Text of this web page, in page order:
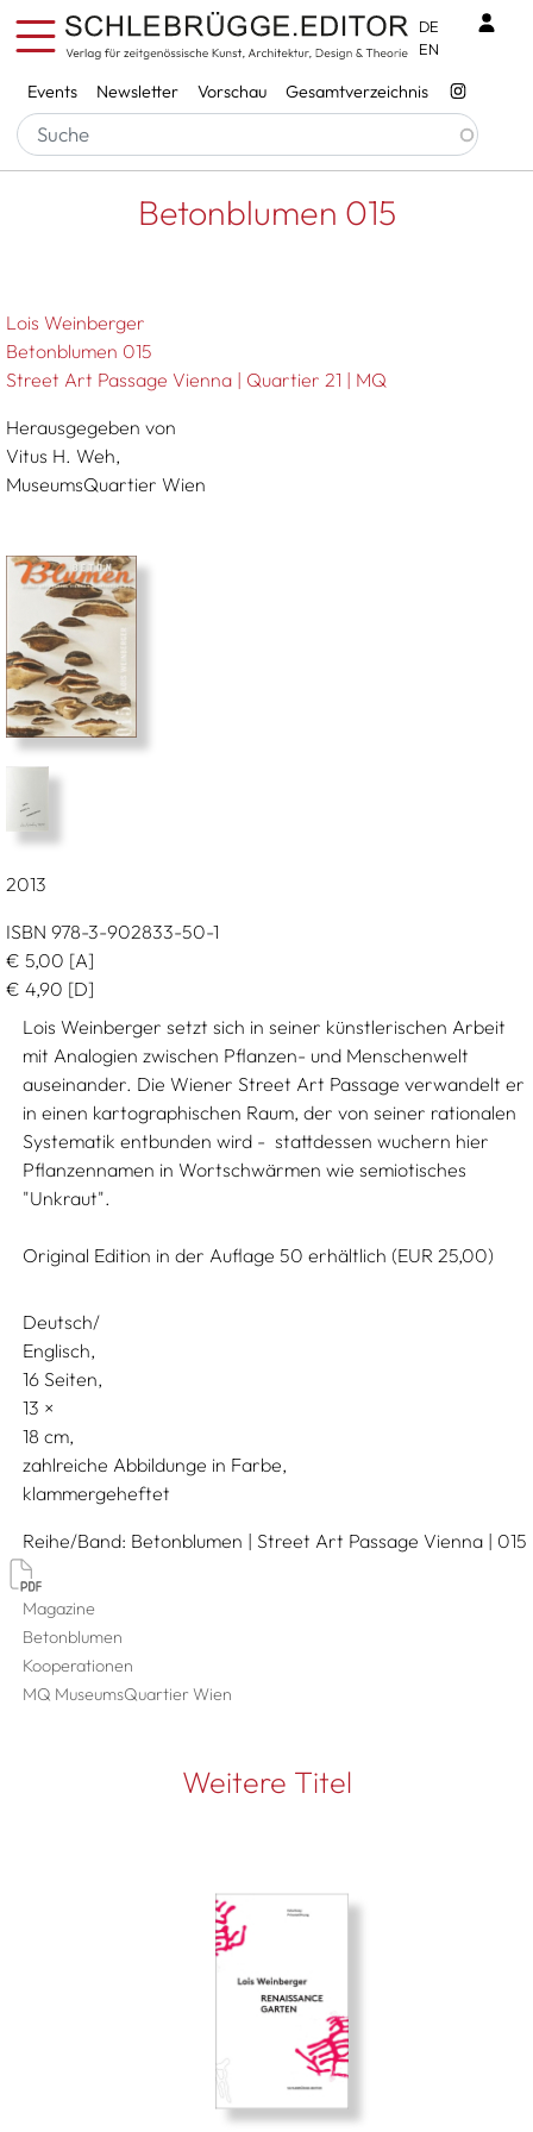
Direkt zum Inhalt
Services
Events Newsletter Vorschau Gesamtverzeichnis
DE
EN
Pfadnavigation
Startseite Betonblumen 015
Betonblumen 015
Lois Weinberger
Betonblumen 015
Street Art Passage Vienna | Quartier 21 | MQ
Herausgegeben von
Vitus H. Weh,
MuseumsQuartier Wien
2013
ISBN 978-3-902833-50-1
€ 5,00 [A]
€ 4,90 [D]
Lois Weinberger setzt sich in seiner künstlerischen Arbeit
mit Analogien zwischen Pflanzen- und Menschenwelt
auseinander. Die Wiener Street Art Passage verwandelt er
in einen kartographischen Raum, der von seiner rationalen
Systematik entbunden wird - stattdessen wuchern hier
Pflanzennamen in Wortschwärmen wie semiotisches
"Unkraut".
Original Edition in der Auflage 50 erhältlich (EUR 25,00)
Deutsch/
Englisch
16 Seiten,
13
18
zahlreiche Abbildunge in Farbe
klammergeheftet
Reihe/Band Betonblumen | Street Art Passage Vienna | 015
Magazine
Betonblumen
Kooperationen
MQ MuseumsQuartier Wien
Weitere Titel